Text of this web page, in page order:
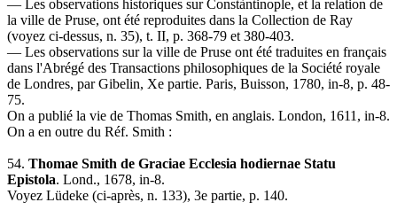
— Les observations historiques sur Constàntinople, et la relation de
la ville de Pruse, ont été reproduites dans la Collection de Ray
(voyez ci-dessus, n. 35), t. II, p. 368-79 et 380-403.
— Les observations sur la ville de Pruse ont été traduites en français
dans l'Abrégé des Transactions philosophiques de la Société royale
de Londres, par Gibelin, Xe partie. Paris, Buisson, 1780, in-8, p. 48-
75.
On a publié la vie de Thomas Smith, en anglais. London, 1611, in-8.
On a en outre du Réf. Smith :
54. Thomae Smith de Graciae Ecclesia hodiernae Statu
Epistola. Lond., 1678, in-8.
Voyez Lüdeke (ci-après, n. 133), 3e partie, p. 140.